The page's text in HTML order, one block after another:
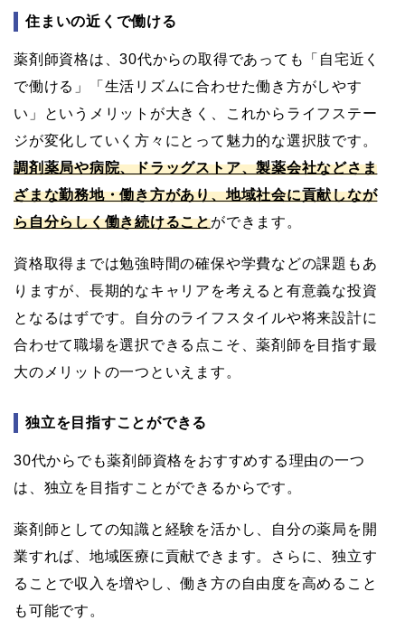
住まいの近くで働ける
薬剤師資格は、30代からの取得であっても「自宅近く
で働ける」「生活リズムに合わせた働き方がしやす
い」というメリットが大きく、これからライフステー
ジが変化していく方々にとって魅力的な選択肢です。
調剤薬局や病院、ドラッグストア、製薬会社などさま
ざまな勤務地・働き方があり、地域社会に貢献しなが
ら自分らしく働き続けることができます。
資格取得までは勉強時間の確保や学費などの課題もあ
りますが、長期的なキャリアを考えると有意義な投資
となるはずです。自分のライフスタイルや将来設計に
合わせて職場を選択できる点こそ、薬剤師を目指す最
大のメリットの一つといえます。
独立を目指すことができる
30代からでも薬剤師資格をおすすめする理由の一つ
は、独立を目指すことができるからです。
薬剤師としての知識と経験を活かし、自分の薬局を開
業すれば、地域医療に貢献できます。さらに、独立す
ることで収入を増やし、働き方の自由度を高めること
も可能です。